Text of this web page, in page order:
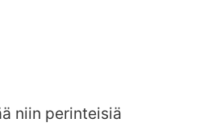
niin perinteisiä